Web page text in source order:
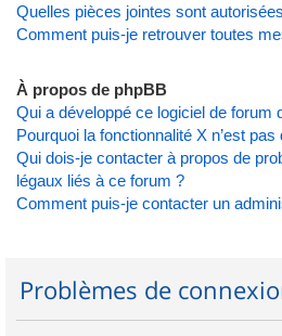
Quelles pièces jointes sont
Comment puis-je retrouver toutes
À propos de phpBB
Qui a développé ce logiciel de forum
Pourquoi la fonctionnalité X n’est pas
Qui dois-je contacter à propos de
légaux liés à ce forum ?
Comment puis-je contacter un
Problèmes de